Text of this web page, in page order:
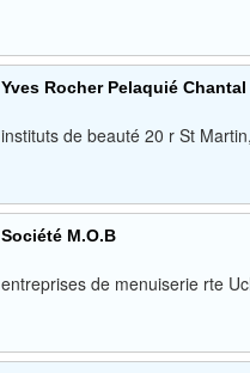
Yves Rocher Pelaquié
instituts de beauté 20 r St
Société M.O.B
entreprises de menuiserie rte